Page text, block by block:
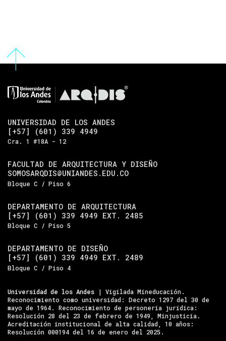
UNIVERSIDAD DE LOS ANDES
[+57] (601) 339 4949
Cra. 1 #18A - 12
FACULTAD DE ARQUITECTURA Y DISEÑO
SOMOSARQDIS@UNIANDES.EDU.CO
Bloque C / Piso 6
DEPARTAMENTO DE ARQUITECTURA
[+57] (601) 339 4949 EXT. 2485
Bloque C / Piso 5
DEPARTAMENTO DE DISEÑO
[+57] (601) 339 4949 EXT. 2489
Bloque C / Piso 4
Universidad de los Andes | Vigilada Mineducación.
Reconocimiento como universidad: Decreto 1297 del 30 de
mayo de 1964. Reconocimiento de personería jurídica:
Resolución 28 del 23 de febrero de 1949, Minjusticia.
Acreditación institucional de alta calidad, 10 años:
Resolución 000194 del 16 de enero del 2025.